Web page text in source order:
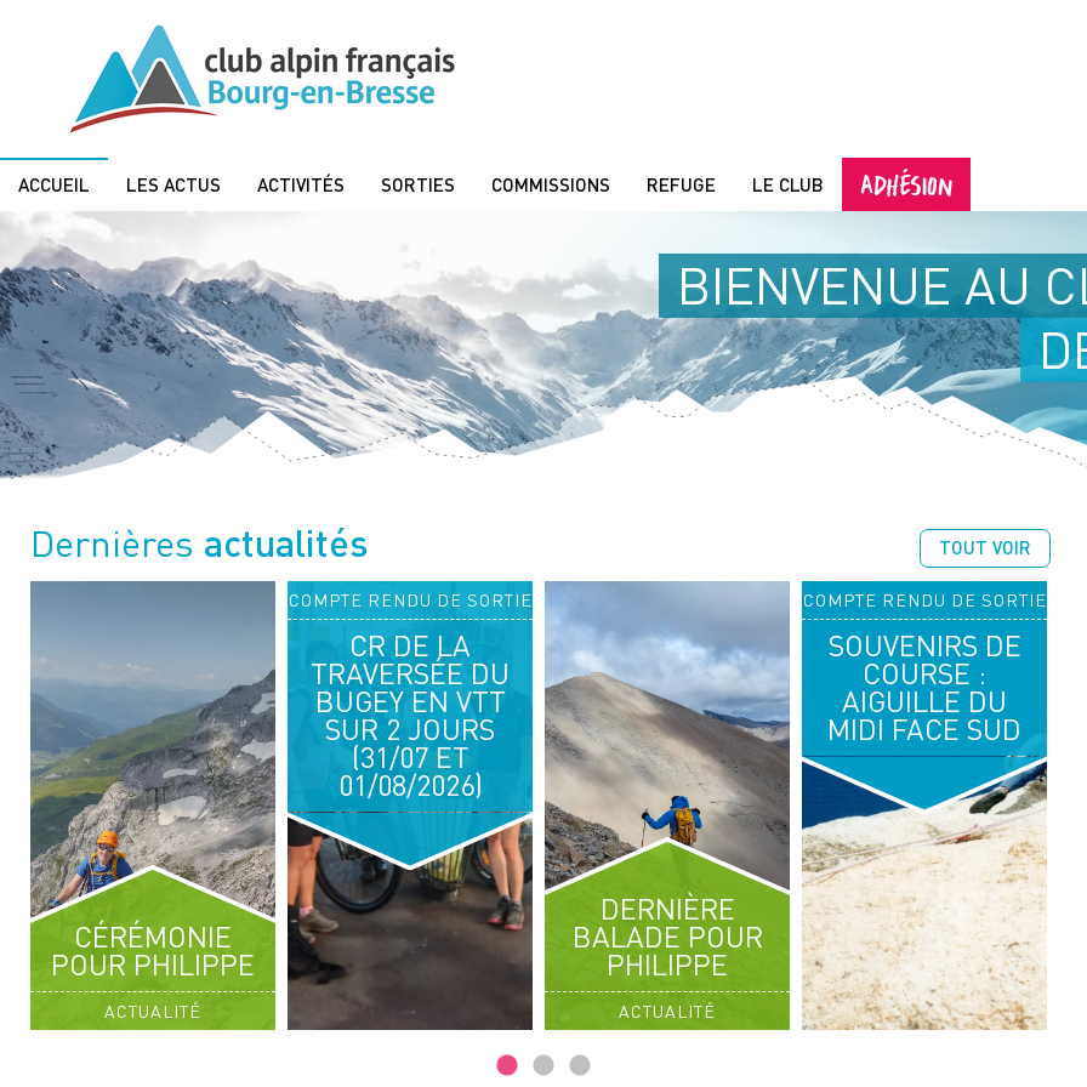
ACCUEIL LES ACTUS ACTIVITÉS SORTIES COMMISSIONS REFUGE LE CLUB ADHÉSION
BIENVENUE AU
Dernières actualités TOUT VOIR
CÉRÉMONIE
POUR PHILIPPE
ACTUALITÉ
CR DE LA
TRAVERSÉE DU
BUGEY EN VTT
SUR 2 JOURS
(31/07 ET
01/08/2026)
COMPTE RENDU DE SORTIE
DERNIÈRE
BALADE POUR
PHILIPPE
ACTUALITÉ
SOUVENIRS DE
COURSE :
AIGUILLE DU
MIDI FACE SUD
COMPTE RENDU DE SORTIE
04
OCT. 2026
RANDONNÉE PÉDESTRE
ENTRE ROCHEURE ET LEISSE
AOÛT 2026
16
AOÛT 2026
RANDONNÉE ALPINE
SÉJOUR CHABLAIS